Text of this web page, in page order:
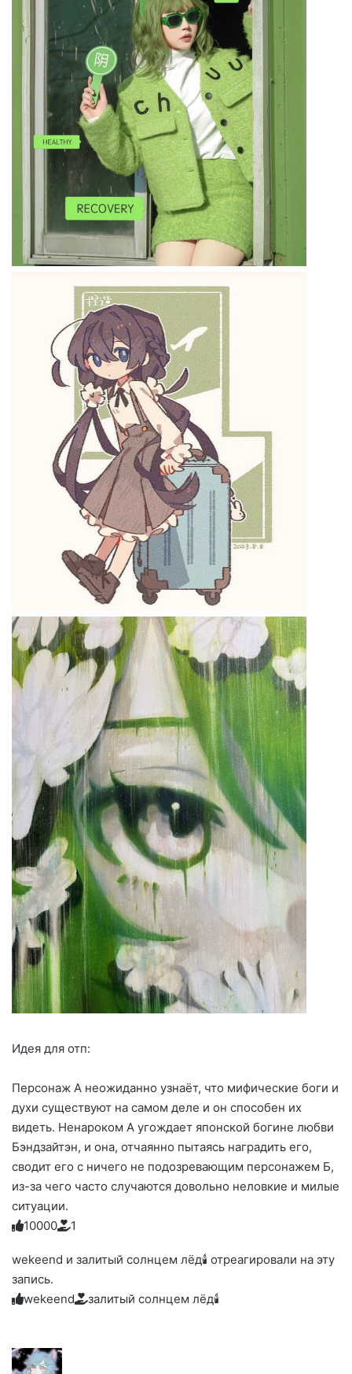
Идея для отп:
Персонаж А неожиданно узнаёт, что мифические боги и
духи существуют на самом деле и он способен их
видеть. Ненароком А угождает японской богине любви
Бэндзайтэн, и она, отчаянно пытаясь наградить его,
сводит его с ничего не подозревающим персонажем Б,
из-за чего часто случаются довольно неловкие и милые
ситуации.
Голосуйте
вверх.
1
Нажмите
реакцию:
0
Нажмите
реакцию:
до
слез
0
Нажмите
реакцию:
0
Нажмите
реакцию:
0
Нажмите
благодарю
1
wekeend и залитый солнцем лёд🕯 отреагировали на эту
запись.
wekeend
залитый солнцем лёд🕯